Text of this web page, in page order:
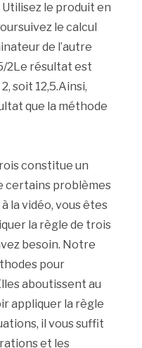
le produit en
le calcul
de l’autre
2Le résultat est
soit 12,5.Ainsi,
que la méthode
constitue un
certains problèmes
la vidéo, vous êtes
la règle de trois
besoin. Notre
pour
aboutissent au
appliquer la règle
il vous suffit
et les